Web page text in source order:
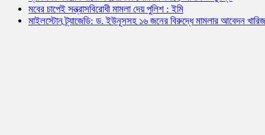
মবের চাপেই সন্ত্রাসবিরোধী মামলা দেয় পুলিশ : ইমি
মাইলস্টোন ট্র্যাজেডি: ড. ইউনূসসহ ১৬ জনের বিরুদ্ধে মামলার আবেদন খারিজ